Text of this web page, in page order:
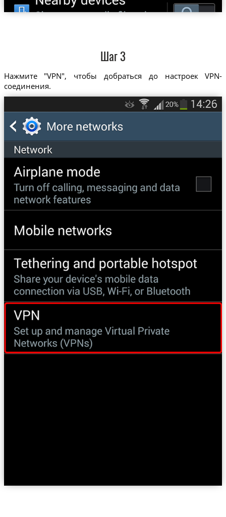
Шаг 3
Нажмите "VPN", чтобы добраться до настроек VPN-
соединения.